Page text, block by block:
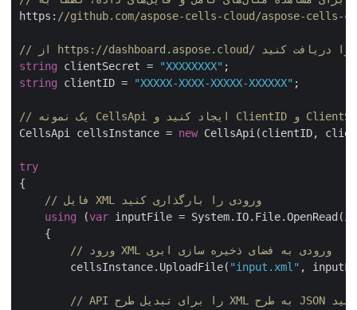
https: //github.com/aspose-cells-cloud/aspose-cells-
string clientSecret = "XXXXXXXX"
string clientID = "XXXXX-XXXX-XXXXX-XXXXXX" ;
CellsApi cellsInstance = new CellsApi(clientID,
try
{
// فایل XML ورودی را بارگذاری کنید
using (var inputFile =
    {
// ورود XML ورودی به فضای ذخیره سازی ابری
        cellsInstance.UploadFile(
"input.xml" ,